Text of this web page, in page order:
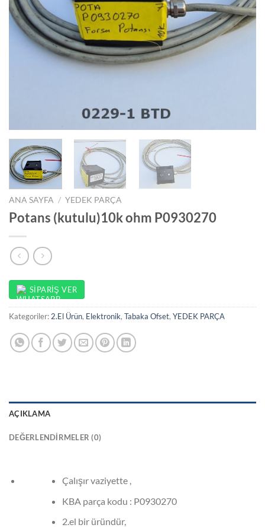
ANA SAYFA / YEDEK PARÇA
Potans (kutulu)10k ohm P0930270
SIPARIŞ VER
Kategoriler: 2.El Ürün, Elektronik, Tabaka Ofset, YEDEK PARÇA
AÇIKLAMA
DEĞERLENDIRMELER (0)
Çalışır vaziyette ,
KBA parça kodu : P0930270
2.el bir üründür,